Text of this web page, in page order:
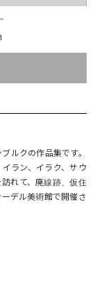
ルクの作品集です。
ラン、イラク、サウ
れて、廃線跡、仮住
デル美術館で開催さ